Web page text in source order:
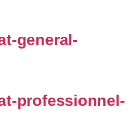
general-
professionnel-